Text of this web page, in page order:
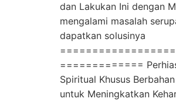
dan Lakukan Ini dengan
mengalami masalah
dapatkan solusinya
=============
Spiritual Khusus
untuk Meningkatkan